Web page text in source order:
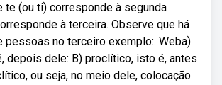
te (ou ti) corresponde à segunda
à terceira. Observe que há
pessoas no terceiro exemplo:. Weba)
depois dele: B) proclítico, isto é, antes
ou seja, no meio dele, colocação